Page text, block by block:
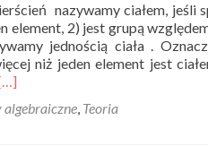
nazywamy ciałem, jeśli
element, 2) jest grupą
jednością ciała .
niż jeden element jest
, Teoria